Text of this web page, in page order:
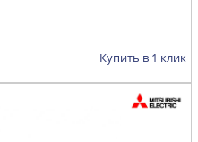
Купить в 1 клик